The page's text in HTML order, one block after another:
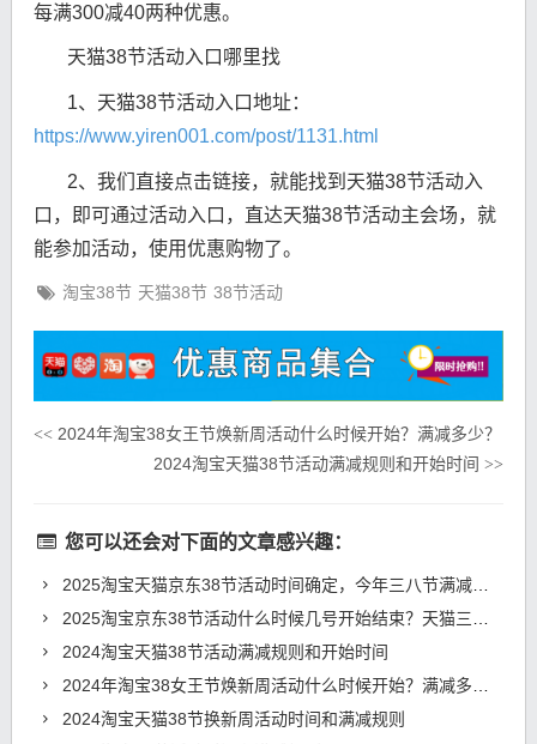
每满300减40两种优惠。
天猫38节活动入口哪里找
1、天猫38节活动入口地址：
https://www.yiren001.com/post/1131.html
2、我们直接点击链接，就能找到天猫38节活动入
口，即可通过活动入口，直达天猫38节活动主会场，就
能参加活动，使用优惠购物了。
淘宝38节 天猫38节 38节活动
<<2024年淘宝38女王节焕新周活动什么时候开始？满减多少？
2024淘宝天猫38节活动满减规则和开始时间>>
您可以还会对下面的文章感兴趣：
2025淘宝天猫京东38节活动时间确定，今年三八节满减规则优惠力度如何？
2025淘宝京东38节活动什么时候几号开始结束？天猫三八节时间表和满减规则
2024淘宝天猫38节活动满减规则和开始时间
2024年淘宝38女王节焕新周活动什么时候开始？满减多少？
2024淘宝天猫38节换新周活动时间和满减规则